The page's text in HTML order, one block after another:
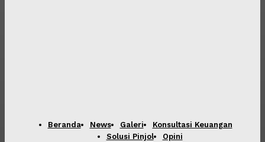
Beranda News Galeri
Konsultasi Keuangan
Solusi Pinjol
Opini